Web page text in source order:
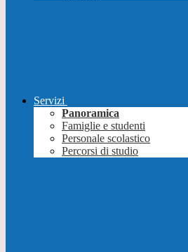
Servizi
Panoramica
Famiglie e studenti
Personale scolastico
Percorsi di studio